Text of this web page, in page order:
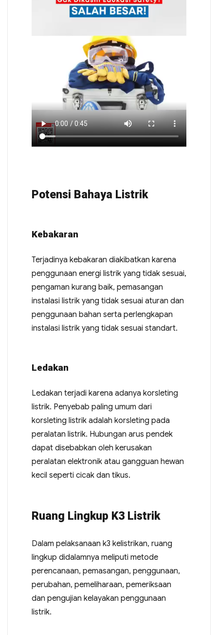
Potensi Bahaya Listrik
Kebakaran
Terjadinya kebakaran diakibatkan karena
penggunaan energi listrik yang tidak sesuai,
pengaman kurang baik, pemasangan
instalasi listrik yang tidak sesuai aturan dan
penggunaan bahan serta perlengkapan
instalasi listrik yang tidak sesuai standart.
Ledakan
Ledakan terjadi karena adanya korsleting
listrik. Penyebab paling umum dari
korsleting listrik adalah korsleting pada
peralatan listrik. Hubungan arus pendek
dapat disebabkan oleh kerusakan
peralatan elektronik atau gangguan hewan
kecil seperti cicak dan tikus.
Ruang Lingkup K3 Listrik
Dalam pelaksanaan k3 kelistrikan, ruang
lingkup didalamnya meliputi metode
perencanaan, pemasangan, penggunaan,
perubahan, pemeliharaan, pemeriksaan
dan pengujian kelayakan penggunaan
listrik.